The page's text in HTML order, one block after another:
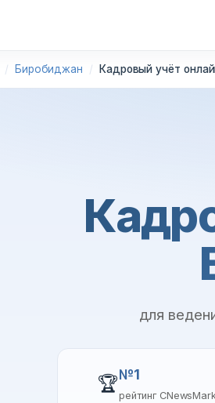
Биробиджан Кадровый учёт
для
🏆№1
рейтинг